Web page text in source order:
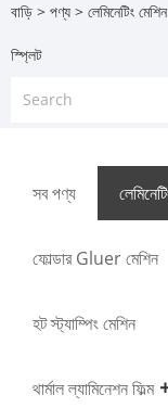
বাড়ি > পণ্য > লেমিনেটিং মেশিন
স্প্লিট
সব পণ্য
ফোল্ডার Gluer মেশিন
হট স্ট্যাম্পিং মেশিন
থার্মাল ল্যামিনেশন ফিল্ম